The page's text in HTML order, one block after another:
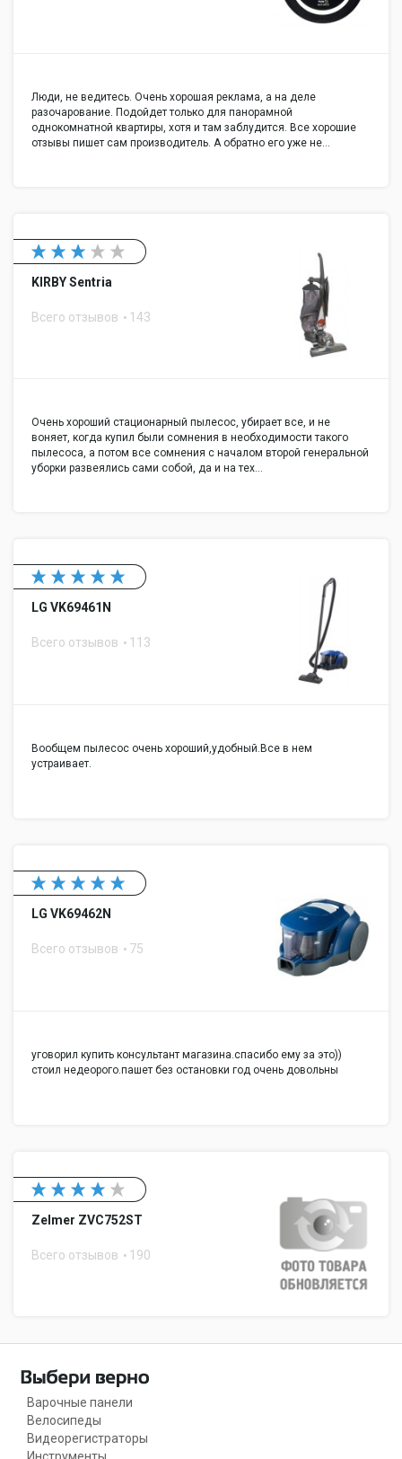
Люди, не ведитесь. Очень хорошая реклама, а на деле
разочарование. Подойдет только для панорамной
однокомнатной квартиры, хотя и там заблудится. Все хорошие
отзывы пишет сам производитель. А обратно его уже не…
KIRBY Sentria
Всего отзывов 143
Очень хороший стационарный пылесос, убирает все, и не
воняет, когда купил были сомнения в необходимости такого
пылесоса, а потом все сомнения с началом второй генеральной
уборки развеялись сами собой, да и на тех…
LG VK69461N
Всего отзывов 113
Вообщем пылесос очень хороший,удобный.Все в нем
устраивает.
LG VK69462N
Всего отзывов 75
уговорил купить консультант магазина.спасибо ему за это))
стоил недеорого.пашет без остановки год очень довольны
Zelmer ZVC752ST
Всего отзывов 190
Варочные панели
Велосипеды
Видеорегистраторы